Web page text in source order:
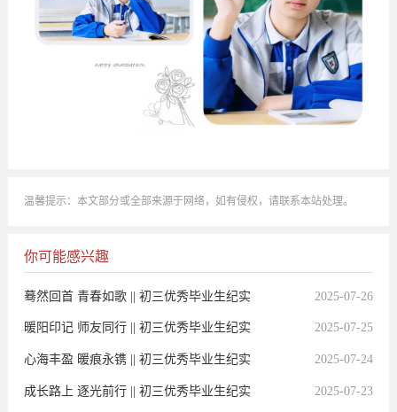
温馨提示：本文部分或全部来源于网络，如有侵权，请联系本站处理。
你可能感兴趣
蓦然回首 青春如歌 || 初三优秀毕业生纪实 2025-07-26
暖阳印记 师友同行 || 初三优秀毕业生纪实 2025-07-25
心海丰盈 暖痕永镌 || 初三优秀毕业生纪实 2025-07-24
成长路上 逐光前行 || 初三优秀毕业生纪实 2025-07-23